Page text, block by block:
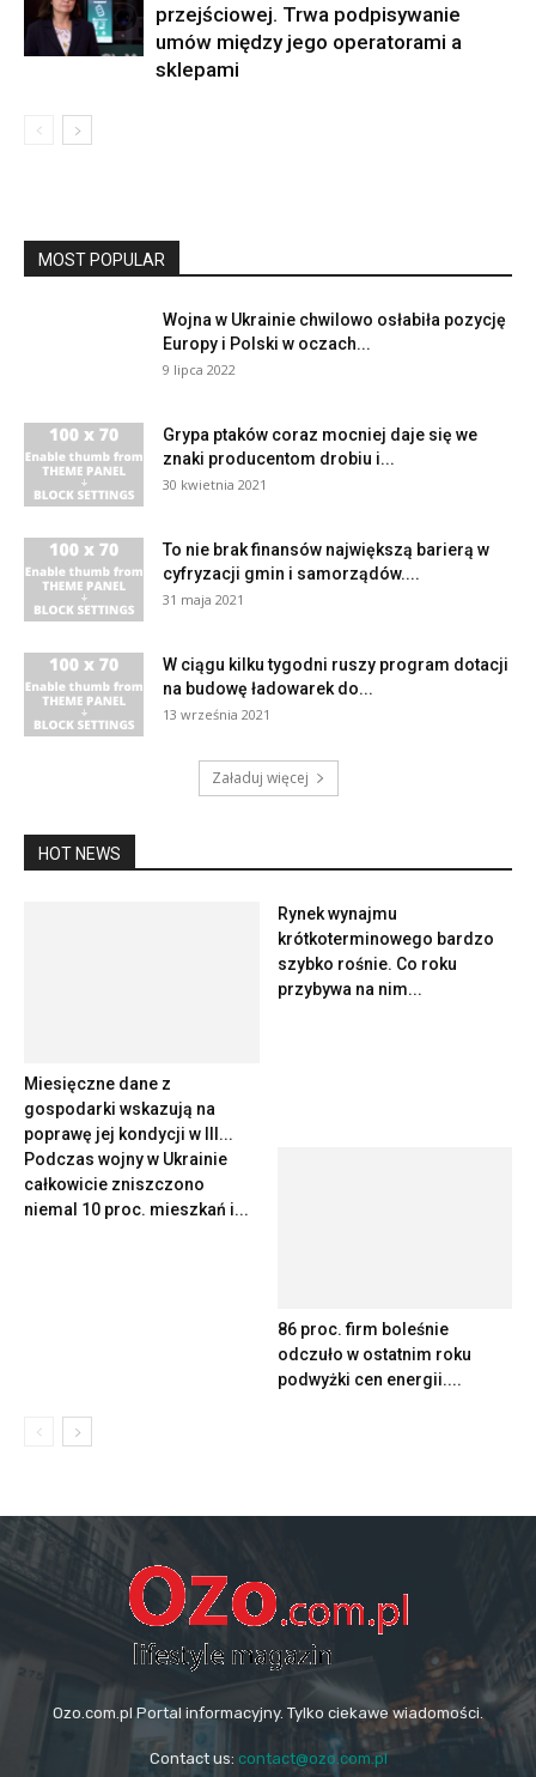
przejściowej. Trwa podpisywanie
umów między jego operatorami a
sklepami
MOST POPULAR
Wojna w Ukrainie chwilowo osłabiła pozycję
Europy i Polski w oczach...
9 lipca 2022
Grypa ptaków coraz mocniej daje się we
znaki producentom drobiu i...
30 kwietnia 2021
To nie brak finansów największą barierą w
cyfryzacji gmin i samorządów....
31 maja 2021
W ciągu kilku tygodni ruszy program dotacji
na budowę ładowarek do...
13 września 2021
Załaduj więcej
HOT NEWS
Rynek wynajmu
krótkoterminowego bardzo
szybko rośnie. Co roku
przybywa na nim...
niemal 10 proc. mieszkań i...
Ozo.com.pl Portal informacyjny. Tylko ciekawe wiadomości.
Contact us: contact@ozo.com.pl